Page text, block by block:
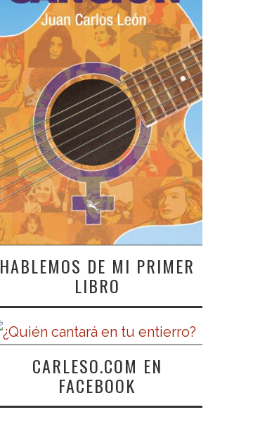
HABLEMOS DE MI PRIMER
LIBRO
CARLESO.COM EN
FACEBOOK